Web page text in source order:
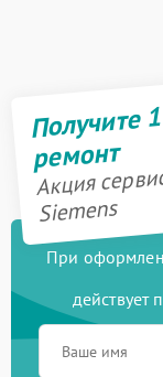
Получите
ремонт
Акция
Siemens
При
действует